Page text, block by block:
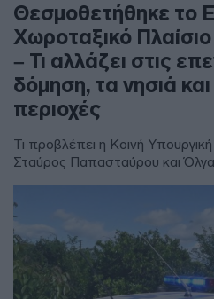
Θεσμοθετήθηκε το
Χωροταξικό
– Τι αλλάζει στις
δόμηση, τα νησιά
περιοχές
Τι προβλέπει η Κοινή
Σταύρος Παπασταύρου και